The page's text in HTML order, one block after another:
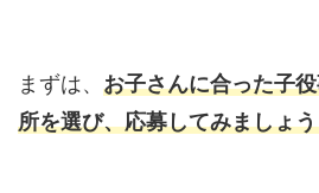
まずは、 お子さんに合った子
所を選び、応募してみましょ